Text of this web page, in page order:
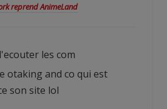
reprend AnimeLand
les com
otaking and co qui est
son site lol